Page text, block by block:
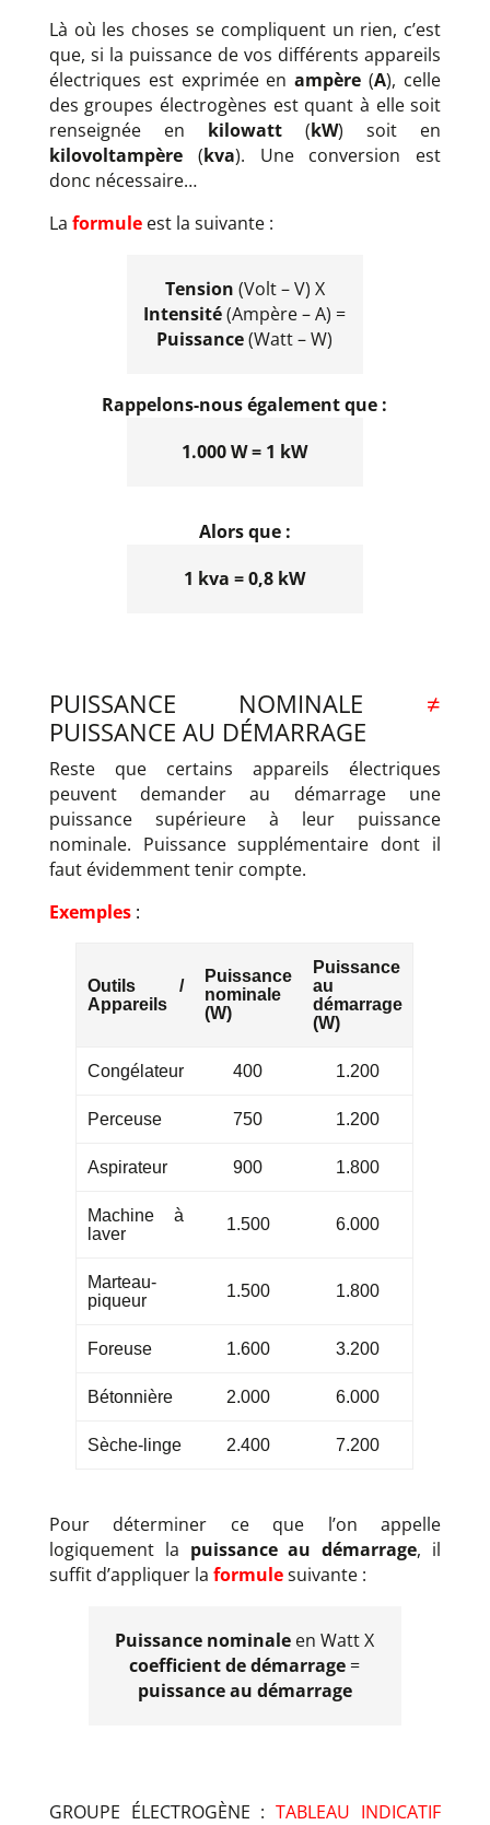
Là où les choses se compliquent un rien, c’est
que, si la puissance de vos différents appareils
électriques est exprimée enampère (A), celle
des groupes électrogènes est quant à elle soit
renseignée en kilowatt(kW) soit en
kilovoltampère(kva). Une conversion est
donc nécessaire…
La formule est la suivante :
Tension (Volt – V) X
Intensité(Ampère – A) =
Puissance(Watt – W)
Rappelons-nous également que :
1.000 W = 1 kW
Alors que :
1 kva = 0,8 kW
PUISSANCE NOMINALE ≠
PUISSANCE AU DÉMARRAGE
Reste que certains appareils électriques
peuvent demander au démarrage une
puissance supérieure à leur puissance
nominale. Puissance supplémentaire dont il
faut évidemment tenir compte.
Exemples :
Outils /
Appareils
Puissance
nominale
(W)
Puissance
au
démarrage
(W)
Congélateur 400 1.200
Perceuse 750 1.200
Aspirateur 900 1.800
Machine à
laver
1.500 6.000
Marteau-
piqueur
1.500 1.800
Foreuse 1.600 3.200
Bétonnière 2.000 6.000
Sèche-linge 2.400 7.200
Pour déterminer ce que l’on appelle
logiquement la puissance au démarrage, il
suffit d’appliquer la formulesuivante :
Puissance nominale en Watt X
coefficient de démarrage =
puissance au démarrage
GROUPE ÉLECTROGÈNE :TABLEAU INDICATIF